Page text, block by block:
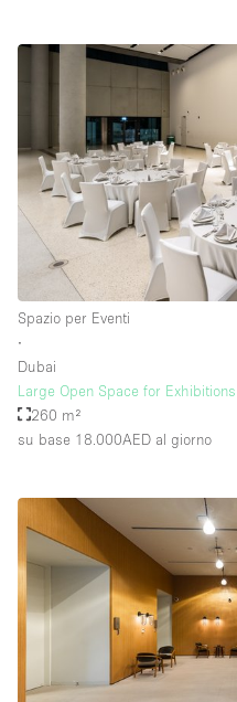
Tetto / Terrazza
Vetrina
Vista incredibile
Water Access
Whitebox / Minimal
Piano/Accesso
Piano terra su strada
Centro commerciale
Di sopra
Altro
Spazio per Eventi
∙
Dubai
Large Open Space for
260 m²
su base 18.000AED al giorno